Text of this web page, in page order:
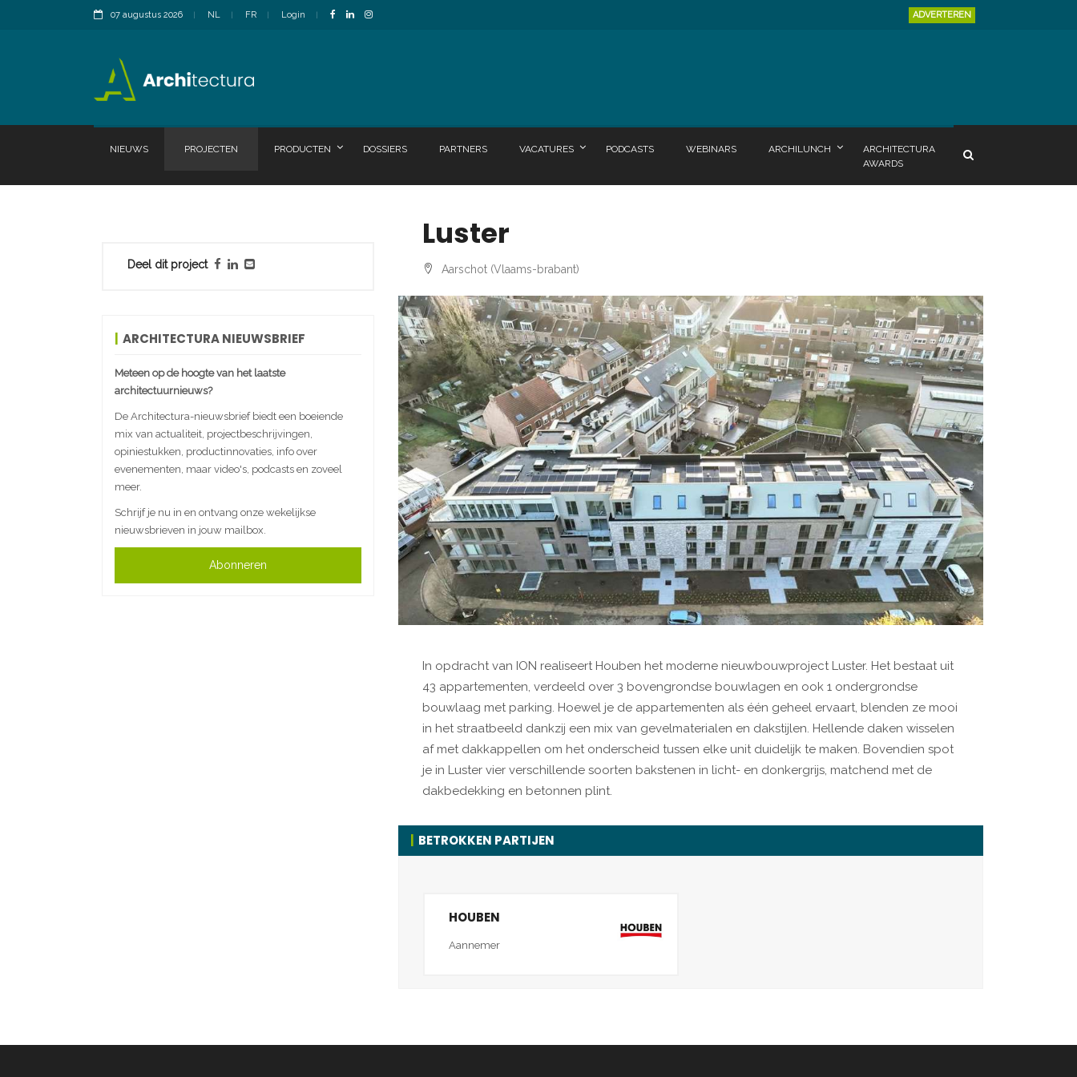
07 augustus 2026 NL FR Login ADVERTEREN
NIEUWS PROJECTEN PRODUCTEN DOSSIERS PARTNERS VACATURES PODCASTS WEBINARS ARCHILUNCH
ARCHITECTURA
AWARDS
Deel dit project
ARCHITECTURA NIEUWSBRIEF
Meteen op de hoogte van het laatste
architectuurnieuws?
De Architectura-nieuwsbrief biedt een boeiende
mix van actualiteit, projectbeschrijvingen,
opiniestukken, productinnovaties, info over
evenementen, maar video's, podcasts en zoveel
meer.
Schrijf je nu in en ontvang onze wekelijkse
nieuwsbrieven in jouw mailbox.
Abonneren
Luster
Aarschot (Vlaams-brabant)
In opdracht van ION realiseert Houben het moderne nieuwbouwproject Luster. Het bestaat uit
43 appartementen, verdeeld over 3 bovengrondse bouwlagen en ook 1 ondergrondse
bouwlaag met parking. Hoewel je de appartementen als één geheel ervaart, blenden ze mooi
in het straatbeeld dankzij een mix van gevelmaterialen en dakstijlen. Hellende daken wisselen
af met dakkappellen om het onderscheid tussen elke unit duidelijk te maken. Bovendien spot
je in Luster vier verschillende soorten bakstenen in licht- en donkergrijs, matchend met de
dakbedekking en betonnen plint.
BETROKKEN PARTIJEN
HOUBEN
Aannemer